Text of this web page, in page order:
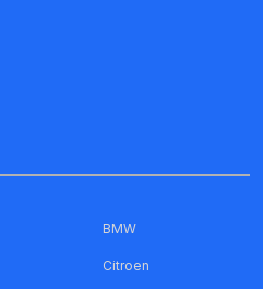
BMW
Citroen